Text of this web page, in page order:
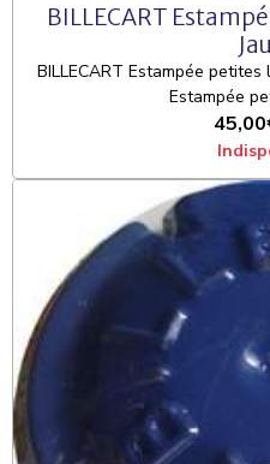
BILLECART
BILLECART Estampée
Estampée